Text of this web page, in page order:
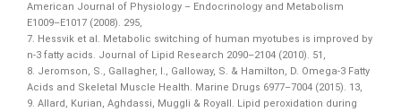
American Journal of Physiology – Endocrinology and Metabolism
E1009–E1017 (2008). 295,
7. Hessvik et al. Metabolic switching of human myotubes is improved by
n-3 fatty acids. Journal of Lipid Research 2090–2104 (2010). 51,
8. Jeromson, S., Gallagher, I., Galloway, S. & Hamilton, D. Omega-3 Fatty
Acids and Skeletal Muscle Health. Marine Drugs 6977–7004 (2015). 13,
9. Allard, Kurian, Aghdassi, Muggli & Royall. Lipid peroxidation during